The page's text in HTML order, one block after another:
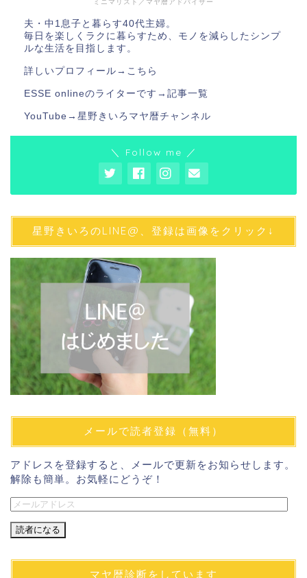
ミニマリスト／マヤ暦アドバイザー
夫・中1息子と暮らす40代主婦。
毎日を楽しくラクに暮らすため、モノを減らしたシンプ
ルな生活を目指します。
詳しいプロフィール→ こちら
ESSE onlineのライターです→ 記事一覧
YouTube→ 星野きいろマヤ暦チャンネル
＼ Follow me ／
星野きいろのLINE@、登録は画像をクリック↓
メールで読者登録（無料）
アドレスを登録すると、メールで更新をお知らせします。
解除も簡単。お気軽にどうぞ！
メ
ル
ド
マヤ暦診断をしています